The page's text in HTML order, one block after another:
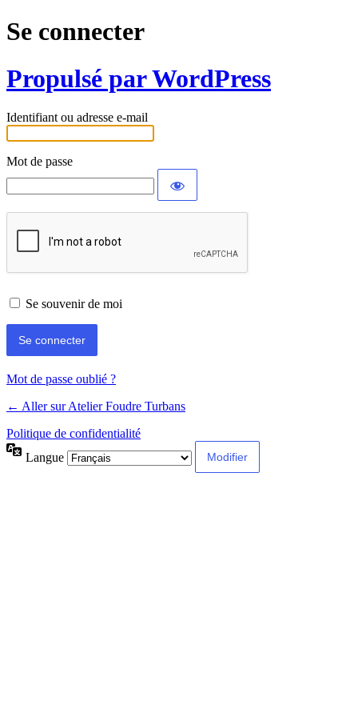
Se connecter
Propulsé par WordPress
Identifiant ou adresse e-mail
Mot de passe
Se souvenir de moi
Mot de passe oublié ?
← Aller sur Atelier Foudre Turbans
Politique de confidentialité
Langue